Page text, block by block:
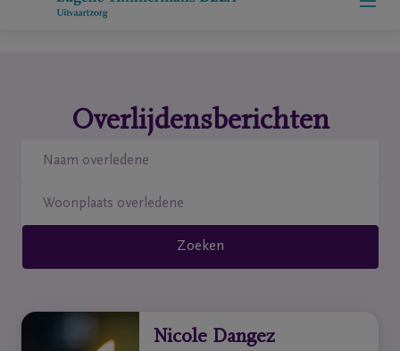
Wie
we
Overlijdensberichten
Zoeken
Nicole Dangez